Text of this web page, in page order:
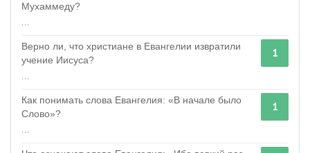
Мухаммеду?
...
1
Верно ли, что христиане в Евангелии извратили
учение Иисуса?
...
1
Как понимать слова Евангелия: «В начале было
Слово»?
...